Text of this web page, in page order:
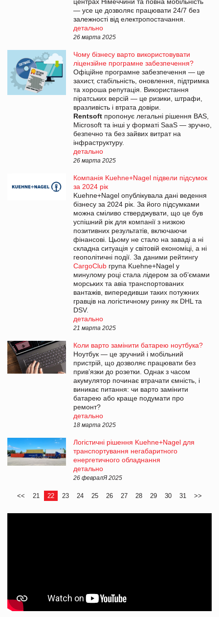
— усе це дозволяє працювати 24/7 без
залежності від електропостачання.
детально
26 марта 2025
Чому бізнесу варто використовувати
ліцензійне програмне забезпечення?
Офіційне програмне забезпечення — це
захист, стабільність, оновлення, підтримка
та хороша репутація. Використання
піратських версій — це ризики, штрафи,
вразливість і втрата довіри.
Rentsoft пропонує легальні рішення BAS,
Microsoft та інші у форматі SaaS — зручно,
безпечно та без зайвих витрат на
інфраструктуру.
детально
26 марта 2025
Компанія Kuehne+Nagel підвели підсумок
за 2024 рік
Kuehne+Nagel опублікувала дані ведення
бізнесу за 2024 рік. За його підсумками
можна сміливо стверджувати, що це був
успішний рік для компанії з низкою
позитивних результатів, включаючи
фінансові. Цьому не стало на заваді а ні
складна ситуація у світовій економіці, а ні
геополітичні події. За даними рейтингу
CargoClub група Kuehne+Nagel у
минулому році стала лідером за об’ємами
морських та авіа транспортованих
вантажів, випередивши таких потужних
гравців на логістичному ринку як DHL та
DSV.
детально
21 марта 2025
Коли варто замінити батарею ноутбука?
Ноутбук — це зручний і мобільний
пристрій, що дозволяє працювати без
прив’язки до розетки. Однак з часом
акумулятор починає втрачати ємність, і
виникає питання: чи варто замінити
батарею або краще подумати про
ремонт?
детально
18 марта 2025
Логістичні рішення Kuehne+Nagel для
транспортування негабаритного
енергетичного обладнання
детально
26 февралЯ 2025
<< 21 22 23 24 25 26 27 28 29 30 31 >>